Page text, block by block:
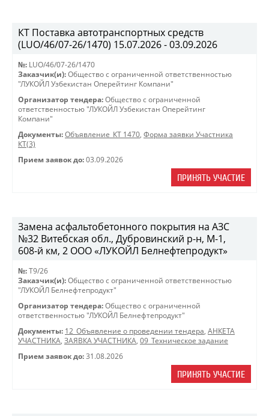
КТ Поставка автотранспортных средств
(LUO/46/07-26/1470) 15.07.2026 - 03.09.2026
№: LUO/46/07-26/1470
Заказчик(и): Общество с ограниченной ответственностью
"ЛУКОЙЛ Узбекистан Оперейтинг Компани"
Организатор тендера: Общество с ограниченной
ответственностью "ЛУКОЙЛ Узбекистан Оперейтинг
Компани"
Документы: Объявление_КТ 1470, Форма заявки Участника
КТ(3)
Прием заявок до: 03.09.2026
ПРИНЯТЬ УЧАСТИЕ
Замена асфальтобетонного покрытия на АЗС
№32 Витебская обл., Дубровинский р-н, М-1,
608-й км, 2 ООО «ЛУКОЙЛ Белнефтепродукт»
№: T9/26
Заказчик(и): Общество с ограниченной ответственностью
"ЛУКОЙЛ Белнефтепродукт"
Организатор тендера: Общество с ограниченной
ответственностью "ЛУКОЙЛ Белнефтепродукт"
Документы: 12_Объявление о проведении тендера, АНКЕТА
УЧАСТНИКА, ЗАЯВКА УЧАСТНИКА, 09_Техническое задание
Прием заявок до: 31.08.2026
ПРИНЯТЬ УЧАСТИЕ